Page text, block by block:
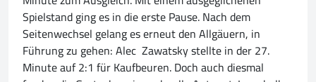
Spielstand ging es in die erste Pause. Nach dem
Seitenwechsel gelang es erneut den Allgäuern, in
Führung zu gehen: Alec Zawatsky stellte in der 27.
Minute auf 2:1 für Kaufbeuren. Doch auch diesmal